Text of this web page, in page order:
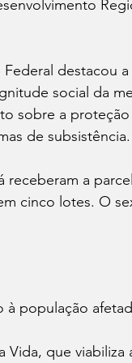
destacou
social da
sobre a
de
receberam a
cinco lotes. O
população
Vida, que